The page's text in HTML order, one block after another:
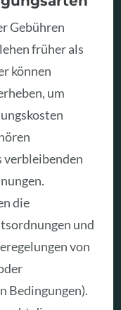
Gebühren
früher als
können
um
verbleibenden
die
und
von
Bedingungen).